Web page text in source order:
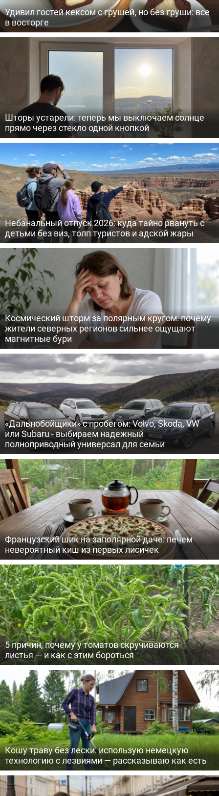
Удивил гостей кексом с грушей, но без груши: все
в восторге
Шторы устарели: теперь мы выключаем солнце
прямо через стекло одной кнопкой
Небанальный отпуск 2026: куда тайно рвануть с
детьми без виз, толп туристов и адской жары
Космический шторм за полярным кругом: почему
жители северных регионов сильнее ощущают
магнитные бури
«Дальнобойщики» с пробегом: Volvo, Skoda, VW
или Subaru - выбираем надежный
полноприводный универсал для семьи
Французский шик на заполярной даче: печем
невероятный киш из первых лисичек
5 причин, почему у томатов скручиваются
листья — и как с этим бороться
Кошу траву без лески: использую немецкую
технологию с лезвиями — рассказываю как есть